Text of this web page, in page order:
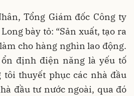
Tổng Giám đốc Công ty
bày tỏ: “Sản xuất, tạo ra
cho hàng nghìn lao động.
định điện năng là yếu tố
tôi thuyết phục các nhà đầu
đầu tư nước ngoài, qua đó